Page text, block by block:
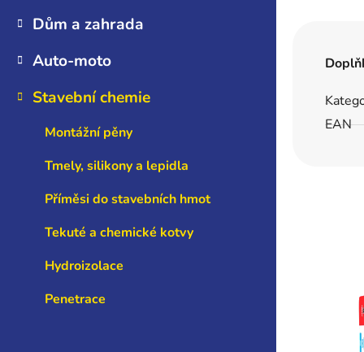
Dům a zahrada
Auto-moto
Stavební chemie
Montážní pěny
Tmely, silikony a lepidla
Příměsi do stavebních hmot
Tekuté a chemické kotvy
Hydroizolace
Penetrace
EAN